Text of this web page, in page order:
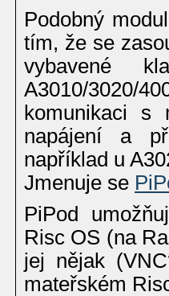
Podobný
tím, že se
vybavené
A3010/3020/
komunikaci s
napájení a
například u
Jmenuje se
PiPod
Risc OS (na
jej nějak
mateřském